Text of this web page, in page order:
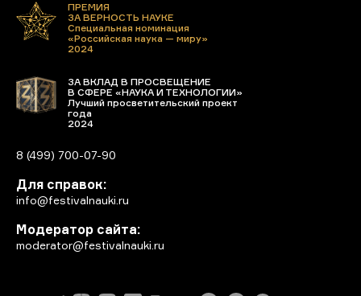
ПРЕМИЯ
ЗА ВЕРНОСТЬ НАУКЕ
Специальная номинация
«Российская наука — миру»
2024
ЗА ВКЛАД В ПРОСВЕЩЕНИЕ
В СФЕРЕ «НАУКА И ТЕХНОЛОГИИ»
Лучший просветительский проект
года
2024
8 (499) 700-07-90
Для справок:
info@festivalnauki.ru
Модератор сайта:
moderator@festivalnauki.ru